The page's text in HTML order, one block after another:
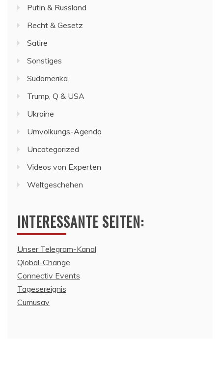
Putin & Russland
Recht & Gesetz
Satire
Sonstiges
Südamerika
Trump, Q & USA
Ukraine
Umvolkungs-Agenda
Uncategorized
Videos von Experten
Weltgeschehen
INTERESSANTE SEITEN:
Unser Telegram-Kanal
Qlobal-Change
Connectiv Events
Tagesereignis
Cumusav